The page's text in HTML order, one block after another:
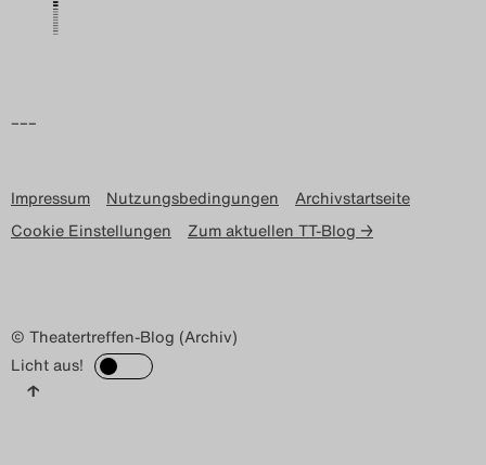
–––
Impressum Nutzungsbedingungen
Archivstartseite
Cookie Einstellungen
Zum aktuellen TT-Blog →
© Theatertreffen-Blog (Archiv)
Licht aus!
↑